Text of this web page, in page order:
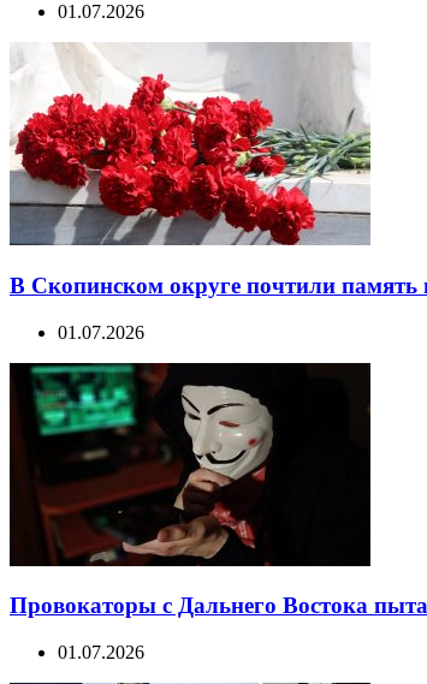
01.07.2026
В Скопинском округе почтили память
01.07.2026
Провокаторы с Дальнего Востока
01.07.2026